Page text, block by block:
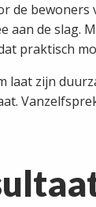
de
aan de slag.
praktisch
laat zijn